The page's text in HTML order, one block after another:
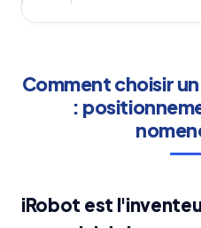
Comment choisir
:
iRobot est